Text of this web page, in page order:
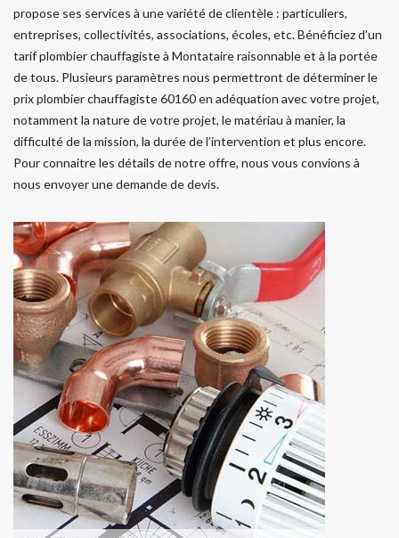
propose ses services à une variété de clientèle : particuliers,
entreprises, collectivités, associations, écoles, etc. Bénéficiez d’un
tarif plombier chauffagiste à Montataire raisonnable et à la portée
de tous. Plusieurs paramètres nous permettront de déterminer le
prix plombier chauffagiste 60160 en adéquation avec votre projet,
notamment la nature de votre projet, le matériau à manier, la
difficulté de la mission, la durée de l’intervention et plus encore.
Pour connaitre les détails de notre offre, nous vous convions à
nous envoyer une demande de devis.